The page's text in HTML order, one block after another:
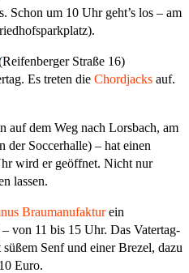
Schon um 10 Uhr geht’s los – am
Straße 16)
Es treten die Chordjacks auf.
auf dem Weg nach Lorsbach, am
der Soccerhalle) – hat einen
wird er geöffnet. Nicht nur
lassen.
Braumanufakturein
von 11 bis 15 Uhr. Das Vatertag-
Senf und einer Brezel, dazu
Euro.